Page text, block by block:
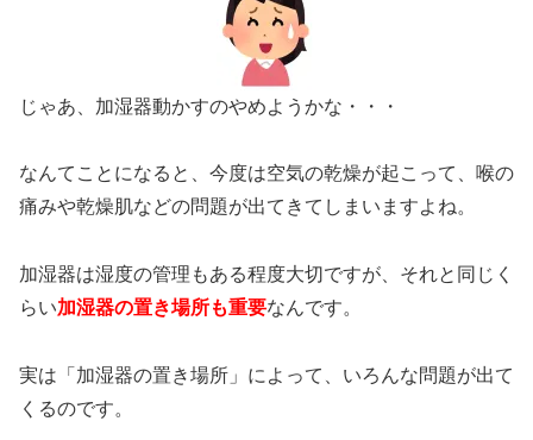
じゃあ、加湿器動かすのやめようかな・・・
なんてことになると、今度は空気の乾燥が起こって、喉の
痛みや乾燥肌などの問題が出てきてしまいますよね。
加湿器は湿度の管理もある程度大切ですが、それと同じく
らい加湿器の置き場所も重要なんです。
実は「加湿器の置き場所」によって、いろんな問題が出て
くるのです。